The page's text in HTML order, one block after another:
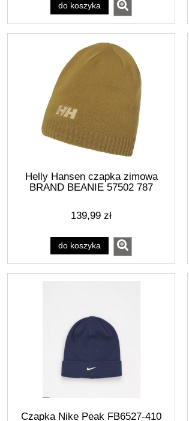
143,10 zł
Cena regularna:
Najniższa cena: 143,10 zł
do koszyka
Helly Hansen czapka zimowa
BRAND BEANIE 57502 787
139,99 zł
do koszyka
Czapka Nike Peak FB6527-410